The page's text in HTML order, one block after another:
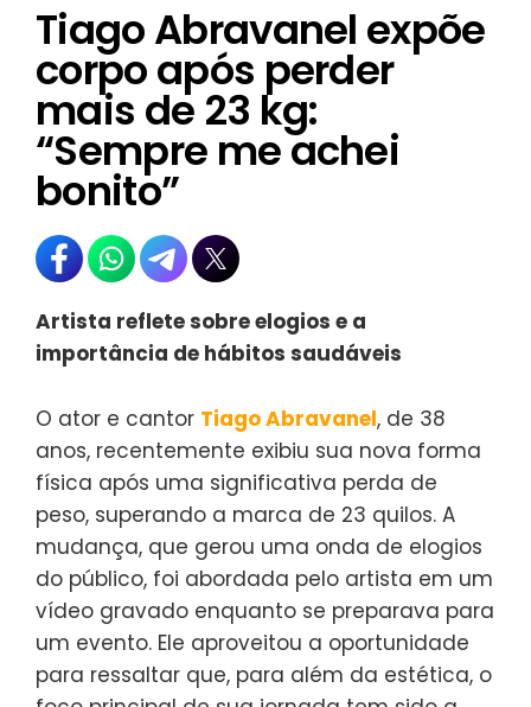
Tiago Abravanel expõe
corpo após perder
mais de 23 kg:
“Sempre me achei
bonito”
Artista reflete sobre elogios e a
importância de hábitos saudáveis
O ator e cantor Tiago Abravanel, de 38
anos, recentemente exibiu sua nova forma
física após uma significativa perda de
peso, superando a marca de 23 quilos. A
mudança, que gerou uma onda de elogios
do público, foi abordada pelo artista em um
vídeo gravado enquanto se preparava para
um evento. Ele aproveitou a oportunidade
para ressaltar que, para além da estética, o